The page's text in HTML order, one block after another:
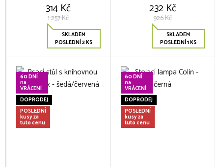
314 Kč
1 257 Kč
SKLADEM
POSLEDNÍ 2 KS
232 Kč
926 Kč
SKLADEM
POSLEDNÍ 1 KS
60 DNÍ
na
VRÁCENÍ
DOPRODEJ
POSLEDNÍ
kusy za
tuto cenu
60 DNÍ
na
VRÁCENÍ
DOPRODEJ
POSLEDNÍ
kusy za
tuto cenu